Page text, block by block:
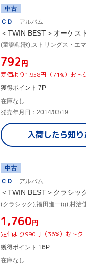
中古
ＣＤ
アルバム
＜TWIN BEST＞オーケス
¥792円
定価より1,958円（71%）おト
獲得ポイント 7P
在庫なし
発売年月日：2014/03/19
入荷したら知り
中古
ＣＤ
アルバム
＜TWIN BEST＞クラシッ
¥1,760円
定価より990円（36%）おトク
獲得ポイント 16P
在庫なし